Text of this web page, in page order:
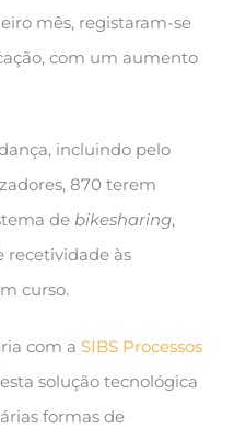
mês, registaram-se
com um aumento
incluindo pelo
870 terem
de bikesharing,
recetividade às
curso.
com a SIBS Processos
solução tecnológica
formas de